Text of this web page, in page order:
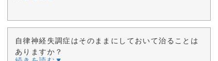
自律神経失調症はそのままにしておいて治ることは
ありますか？